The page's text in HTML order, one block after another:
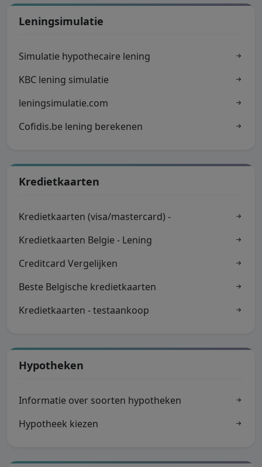
Leningsimulatie
Simulatie hypothecaire lening
KBC lening simulatie
leningsimulatie.com
Cofidis.be lening berekenen
Kredietkaarten
Kredietkaarten (visa/mastercard) -
Kredietkaarten Belgie - Lening
Creditcard Vergelijken
Beste Belgische kredietkaarten
Kredietkaarten - testaankoop
Hypotheken
Informatie over soorten hypotheken
Hypotheek kiezen